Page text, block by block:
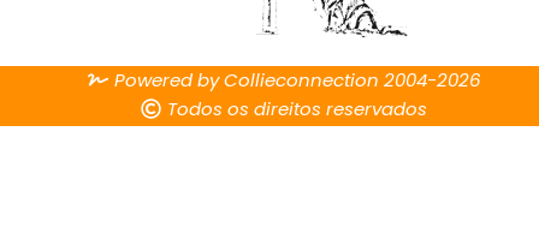
Powered by Collieconnection 2004-2026
Todos os direitos reservados